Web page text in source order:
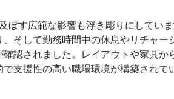
ぼす広範な影響も浮き彫りにしてい
そして勤務時間中の休息やリチャー
認されました。レイアウトや家具か
支援性の高い職場環境が構築されて